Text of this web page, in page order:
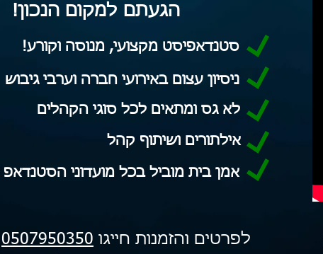
סטנדאפיסט מקצועי, מנוסה וקורע!
לא גס ומתאים לכל סוגי הקהלים
אילתורים ושיתוף קהל
אמן בית מוביל בכל מועדוני
ניסיון עצום באירועי חברה וערבי גיבוש
הגעתם למקום הנכון!
לפרטים והזמנות חייגו 0507950350